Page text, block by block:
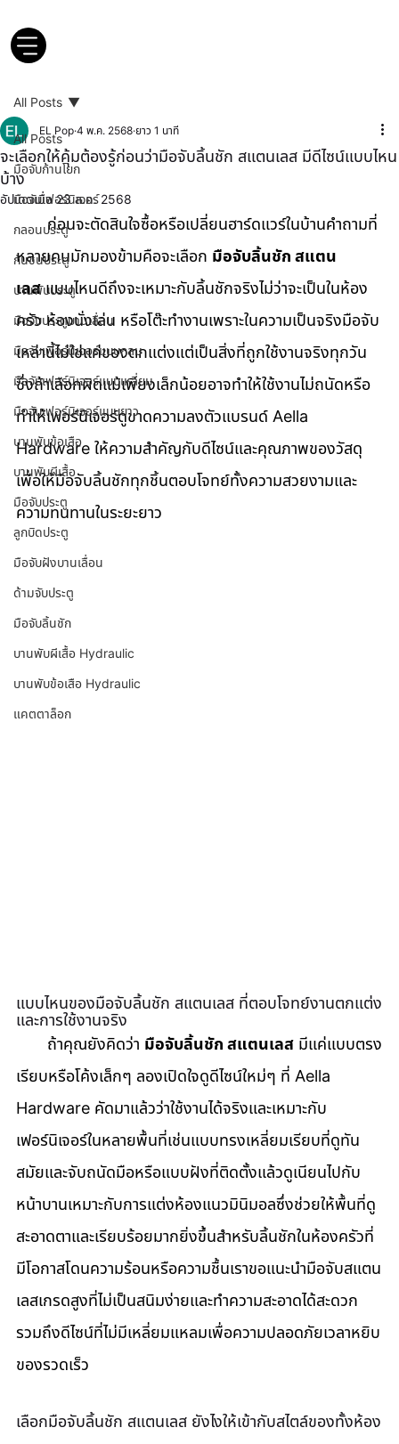
All Posts
มือจับก้านโยก
มือจับเฟอร์นิเจอร์
กลอนประตู
กันชนประตู
บานพับประตู
มือจับประตูบานเลื่อน
มือจับเฟอร์นิเจอร์แบบกลม
มือจับเฟอร์นิเจอร์แบบเหลี่ยม
มือจับเฟอร์นิเจอร์แบบยาว
บานพับข้อเสือ
บานพับผีเสื้อ
มือจับประตู
ลูกบิดประตู
มือจับฝังบานเลื่อน
ด้ามจับประตู
มือจับลิ้นชัก
บานพับผีเสื้อ Hydraulic
บานพับข้อเสือ Hydraulic
แคตตาล็อก
All Posts
จะเลือกให้คุ้มต้องรู้ก่อนว่ามือจับลิ้นชัก สแตนเลส มีดีไซน์แบบไหน
บ้าง
EL Pop 4 พ.ค. 2568 ยาว 1 นาที
อัปเดตเมื่อ23 ส.ค. 2568
       ก่อนจะตัดสินใจซื้อหรือเปลี่ยนฮาร์ดแวร์ในบ้านคำถามที่
หลายคนมักมองข้ามคือจะเลือก มือจับลิ้นชัก สแตน
เลส แบบไหนดีถึงจะเหมาะกับลิ้นชักจริงไม่ว่าจะเป็นในห้อง
ครัว ห้องนั่งเล่น หรือโต๊ะทำงานเพราะในความเป็นจริงมือจับ
เหล่านี้ไม่ใช่แค่ของตกแต่งแต่เป็นสิ่งที่ถูกใช้งานจริงทุกวัน
ซึ่งถ้าเลือกผิดแม้เพียงเล็กน้อยอาจทำให้ใช้งานไม่ถนัดหรือ
ทำให้เฟอร์นิเจอร์ดูขาดความลงตัวแบรนด์ Aella
Hardware ให้ความสำคัญกับดีไซน์และคุณภาพของวัสดุ
เพื่อให้มือจับลิ้นชักทุกชิ้นตอบโจทย์ทั้งความสวยงามและ
ความทนทานในระยะยาว
แบบไหนของมือจับลิ้นชัก สแตนเลส ที่ตอบโจทย์งานตกแต่ง
และการใช้งานจริง
       ถ้าคุณยังคิดว่า
มือจับลิ้นชัก สแตนเลส มีแค่แบบตรง
เรียบหรือโค้งเล็กๆ ลองเปิดใจดูดีไซน์ใหม่ๆ ที่ Aella
Hardware คัดมาแล้วว่าใช้งานได้จริงและเหมาะกับ
เฟอร์นิเจอร์ในหลายพื้นที่เช่นแบบทรงเหลี่ยมเรียบที่ดูทัน
สมัยและจับถนัดมือหรือแบบฝังที่ติดตั้งแล้วดูเนียนไปกับ
หน้าบานเหมาะกับการแต่งห้องแนวมินิมอลซึ่งช่วยให้พื้นที่ดู
สะอาดตาและเรียบร้อยมากยิ่งขึ้นสำหรับลิ้นชักในห้องครัวที่
มีโอกาสโดนความร้อนหรือความชื้นเราขอแนะนำมือจับสแตน
เลสเกรดสูงที่ไม่เป็นสนิมง่ายและทำความสะอาดได้สะดวก
รวมถึงดีไซน์ที่ไม่มีเหลี่ยมแหลมเพื่อความปลอดภัยเวลาหยิบ
ของรวดเร็ว
เลือกมือจับลิ้นชัก สแตนเลส ยังไงให้เข้ากับสไตล์ของทั้งห้อง